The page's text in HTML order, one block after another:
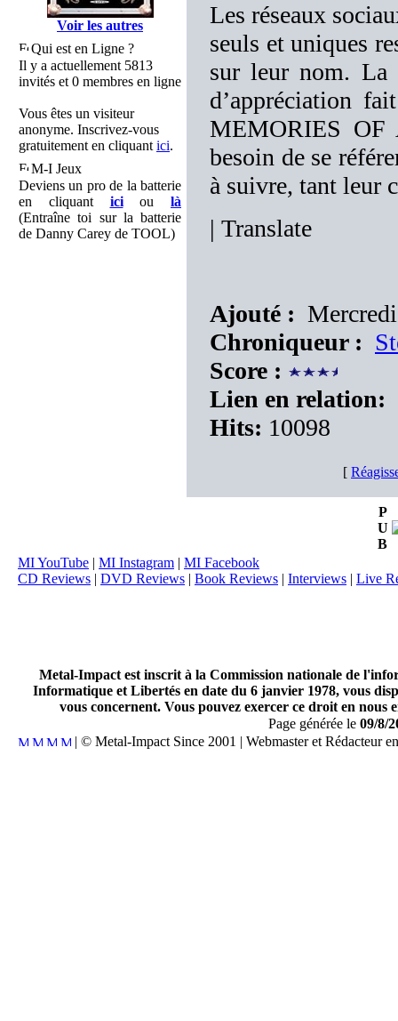
Voir les autres
Qui est en Ligne ?
Il y a actuellement 5813
invités et 0 membres en ligne
Vous êtes un visiteur
anonyme. Inscrivez-vous
gratuitement en cliquant ici.
M-I Jeux
Deviens un pro de la batterie
en cliquant iciou là
(Entraîne toi sur la batterie
de Danny Carey de TOOL)
Les réseaux
seuls et uniques
sur leur nom. La
d’appréciation
MEMORIES OF
besoin de se
à suivre, tant leur
| Translate
Ajouté :
Chroniqueur :
Score :
Lien en relation:
Hits: 10098
[
P
U
B
MI YouTube | MI Instagram | MI Facebook
CD Reviews | DVD Reviews | Book Reviews | Interviews | Live
Metal-Impact est inscrit à la Commission nationale de
Informatique et Libertés en date du 6 janvier 1978, vous
vous concernent. Vous pouvez exercer ce droit en
Page générée le 09/8/
| © Metal-Impact Since 2001 | Webmaster et Rédacteur